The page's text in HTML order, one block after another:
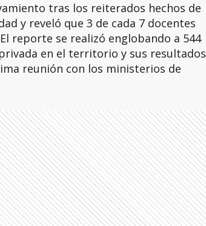
tras los reiterados hechos de
y reveló que 3 de cada 7 docentes
reporte se realizó englobando a 544
en el territorio y sus resultados
reunión con los ministerios de